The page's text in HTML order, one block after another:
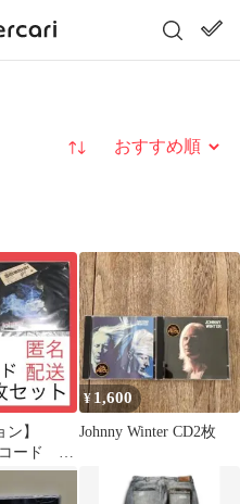
並び替え
ン】
コード 2
¥ 1,600
Johnny Winter CD2枚